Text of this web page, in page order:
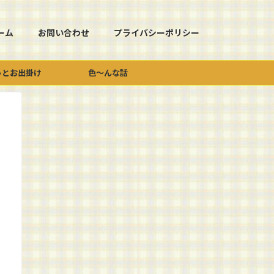
ム お問い合わせ プライバシーポリシー
お出掛け 色～んな話